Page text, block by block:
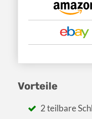
Vorteile
2 teilbare